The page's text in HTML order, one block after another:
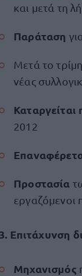
και μετά τη
Παράταση
Μετά το
νέας
2012
Προστασία
εργαζόμενοι
3. Επιτάχυνση
Μηχανισμός